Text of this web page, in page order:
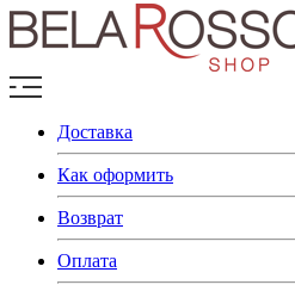
Доставка
Как оформить
Возврат
Оплата